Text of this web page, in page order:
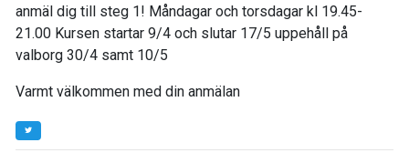
anmäl dig till steg 1! Måndagar och torsdagar kl 19.45-
21.00 Kursen startar 9/4 och slutar 17/5 uppehåll på
valborg 30/4 samt 10/5
Varmt välkommen med din anmälan